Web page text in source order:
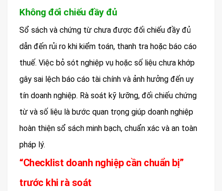
Không đối chiếu đầy đủ
Sổ sách và chứng từ chưa được đối chiếu đầy đủ
dẫn đến rủi ro khi kiểm toán, thanh tra hoặc báo cáo
thuế. Việc bỏ sót nghiệp vụ hoặc số liệu chưa khớp
gây sai lệch báo cáo tài chính và ảnh hưởng đến uy
tín doanh nghiệp. Rà soát kỹ lưỡng, đối chiếu chứng
từ và số liệu là bước quan trọng giúp doanh nghiệp
hoàn thiện sổ sách minh bạch, chuẩn xác và an toàn
pháp lý.
“Checklist doanh nghiệp cần chuẩn bị”
trước khi rà soát